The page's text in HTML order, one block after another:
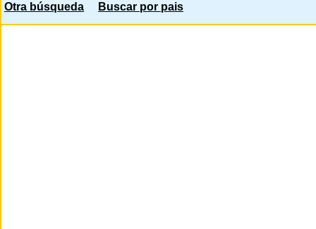
Otra búsqueda Buscar por pais